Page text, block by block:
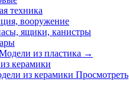
техника
вооружение
ящики, канистры
из пластика →
керамики
из керамики Просмотреть